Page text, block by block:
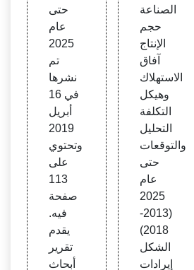
حتى
عام
2025
تم
نشرها
في 16
أبريل
2019
وتحتوي
على
113
صفحة
فيه.
يقدم
تقرير
أبحاث
الصناعة
حجم
الإنتاج
آفاق
الاستهلاك
وهيكل
التكلفة
التحليل
والتوقعات
حتى
عام
2025
(2013-
2018)
الشكل
إيرادات